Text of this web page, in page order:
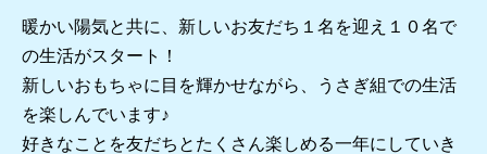
暖かい陽気と共に、新しいお友だち１名を迎え１０名で
の生活がスタート！
新しいおもちゃに目を輝かせながら、うさぎ組での生活
を楽しんでいます♪
好きなことを友だちとたくさん楽しめる一年にしていき